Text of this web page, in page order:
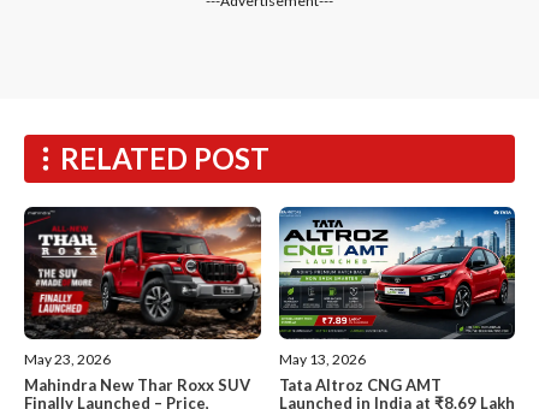
RELATED POST
May 23, 2026
Mahindra New Thar Roxx SUV
Finally Launched – Price,
May 13, 2026
Tata Altroz CNG AMT
Launched in India at ₹8.69 Lakh